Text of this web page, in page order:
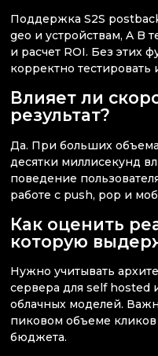
Поддержка S2S
geo и устройствам, A B
и расчет ROI. Без этих
корректно
Влияет ли
результат?
Да. При больших
десятки миллисекунд
поведение
работе с push, pop и
Как оценить
которую
Нужно учитывать
сервера для self hosted
облачных моделей.
пиковом объеме
бюджета.